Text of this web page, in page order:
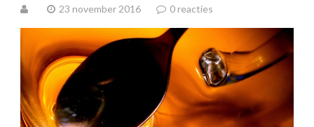
23 november 2016 0 reacties